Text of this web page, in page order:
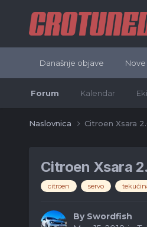
Današnje objave
Forum Kalendar
Naslovnica Citroen Xsara
Citroen Xsara
citroen servo
By Swordfish